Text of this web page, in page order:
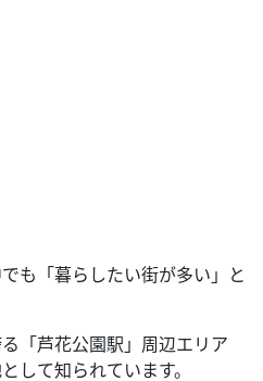
も「暮らしたい街が多い」と
「芦花公園駅」周辺エリア
して知られています。